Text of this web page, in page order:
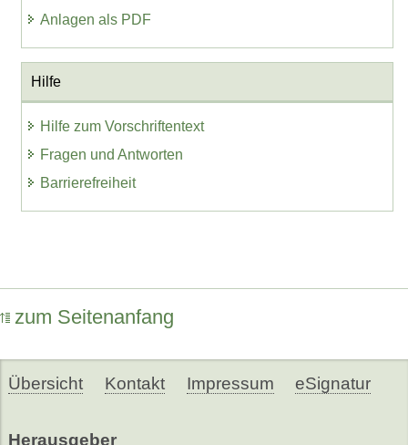
Anlagen als PDF
Hilfe
Hilfe zum Vorschriftentext
Fragen und Antworten
Barrierefreiheit
zum Seitenanfang
Übersicht Kontakt Impressum eSignatur
Herausgeber